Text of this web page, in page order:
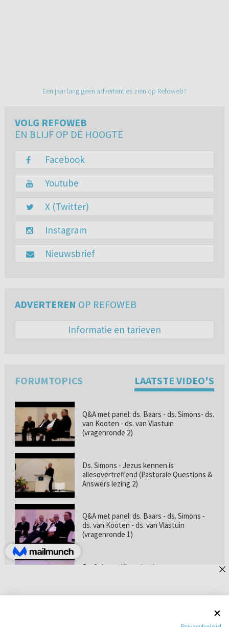
Een jaar lang geen advertenties zien op Refoweb?
VOLG REFOWEB
EN BLIJF OP DE HOOGTE
Facebook
Youtube
X (Twitter)
Instagram
Nieuwsbrief
ADVERTEREN OP REFOWEB
Informatie en tarieven
FORUMTOPICS LAATSTE VIDEO'S
Q&A met panel: ds. Baars - ds. Simons- ds.
van Kooten - ds. van Vlastuin
(vragenronde 2)
Ds. Simons - Jezus kennen is
allesovertreffend (Pastorale Questions &
Answers lezing 2)
Q&A met panel: ds. Baars - ds. Simons -
ds. van Kooten - ds. van Vlastuin
(vragenronde 1)
Prof. dr. van Vlastuin - Is